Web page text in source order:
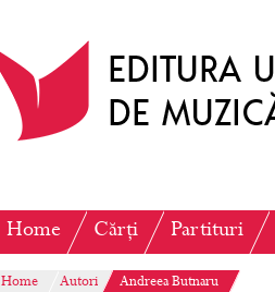
Home Cărți Partituri
Home Autori Andreea Butnaru